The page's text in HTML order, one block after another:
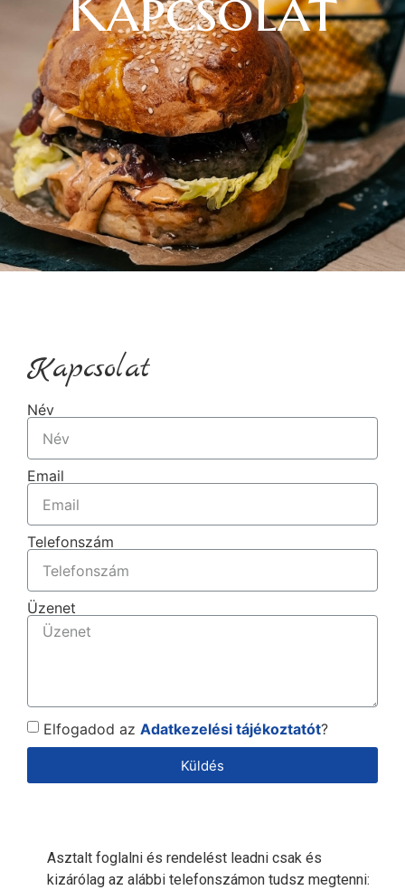
Kapcsolat
Név
Email
Telefonszám
Üzenet
Elfogadod az Adatkezelési tájékoztatót?
Küldés
Asztalt foglalni és rendelést leadni csak és
kizárólag az alábbi telefonszámon tudsz megtenni: